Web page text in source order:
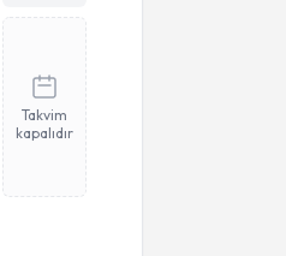
Takvim
kapalıdır